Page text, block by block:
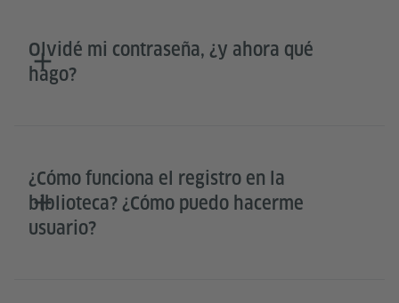
Olvidé mi contraseña, ¿y ahora qué
hago?
¿Cómo funciona el registro en la
biblioteca? ¿Cómo puedo hacerme
usuario?